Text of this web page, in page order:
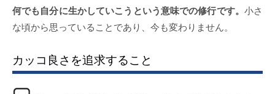
何でも自分に生かしていこうという意味での修行です。 小さ
な頃から思っていることであり、今も変わりません。
カッコ良さを追求すること